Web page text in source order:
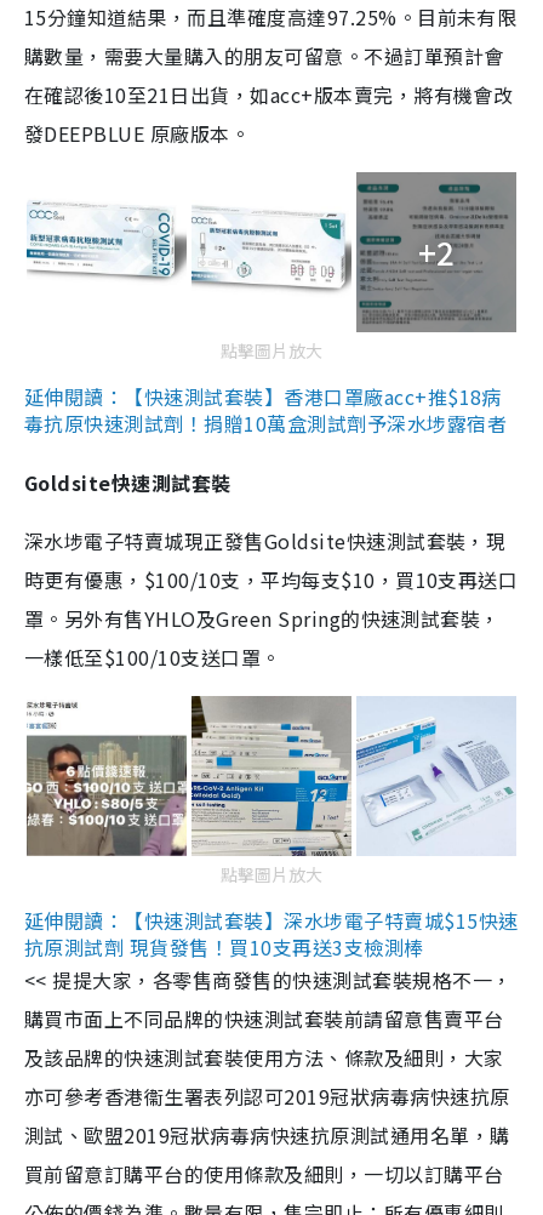
15分鐘知道結果，而且準確度高達97.25%。目前未有限
購數量，需要大量購入的朋友可留意。不過訂單預計會
在確認後10至21日出貨，如acc+版本賣完，將有機會改
發DEEPBLUE 原廠版本。
+2
點擊圖片放大
延伸閱讀：【快速測試套裝】香港口罩廠acc+推$18病
毒抗原快速測試劑！捐贈10萬盒測試劑予深水埗露宿者
Goldsite快速測試套裝
深水埗電子特賣城現正發售Goldsite快速測試套裝，現
時更有優惠，$100/10支，平均每支$10，買10支再送口
罩。另外有售YHLO及Green Spring的快速測試套裝，
一樣低至$100/10支送口罩。
點擊圖片放大
延伸閱讀：【快速測試套裝】深水埗電子特賣城$15快速
抗原測試劑 現貨發售！買10支再送3支檢測棒
<< 提提大家，各零售商發售的快速測試套裝規格不一，
購買市面上不同品牌的快速測試套裝前請留意售賣平台
及該品牌的快速測試套裝使用方法、條款及細則，大家
亦可參考香港衞生署表列認可2019冠狀病毒病快速抗原
測試、歐盟2019冠狀病毒病快速抗原測試通用名單，購
買前留意訂購平台的使用條款及細則，一切以訂購平台